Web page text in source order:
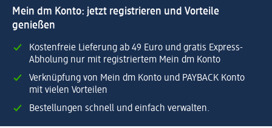
Mein dm Konto: jetzt registrieren und Vorteile
genießen
Kostenfreie Lieferung ab 49 Euro und gratis Express-
Abholung nur mit registriertem Mein dm Konto
Verknüpfung von Mein dm Konto und PAYBACK Konto
mit vielen Vorteilen
Bestellungen schnell und einfach verwalten.